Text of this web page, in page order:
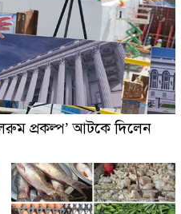
প্রকল্প’ আটকে দিলেন